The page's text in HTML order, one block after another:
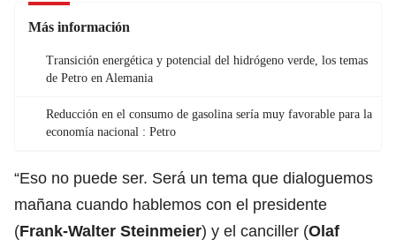
Más información
Transición energética y potencial del hidrógeno verde, los temas
de Petro en Alemania
Reducción en el consumo de gasolina sería muy favorable para la
economía nacional : Petro
“Eso no puede ser. Será un tema que dialoguemos
mañana cuando hablemos con el presidente
(Frank-Walter Steinmeier) y el canciller (Olaf